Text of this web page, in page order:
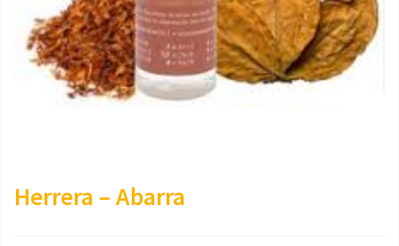
Herrera – Abarra